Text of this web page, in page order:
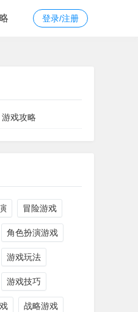
登录/注册
游戏攻略
冒险游戏
角色扮演游戏
游戏玩法
游戏技巧
战略游戏